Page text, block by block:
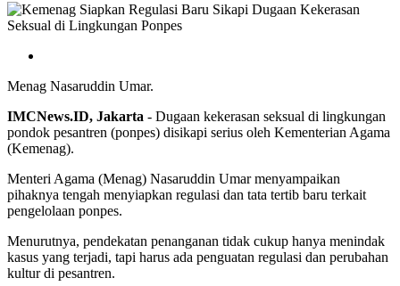
Menag Nasaruddin Umar.
IMCNews.ID, Jakarta - Dugaan kekerasan seksual di lingkungan
pondok pesantren (ponpes) disikapi serius oleh Kementerian Agama
(Kemenag).
Menteri Agama (Menag) Nasaruddin Umar menyampaikan
pihaknya tengah menyiapkan regulasi dan tata tertib baru terkait
pengelolaan ponpes.
Menurutnya, pendekatan penanganan tidak cukup hanya menindak
kasus yang terjadi, tapi harus ada penguatan regulasi dan perubahan
kultur di pesantren.